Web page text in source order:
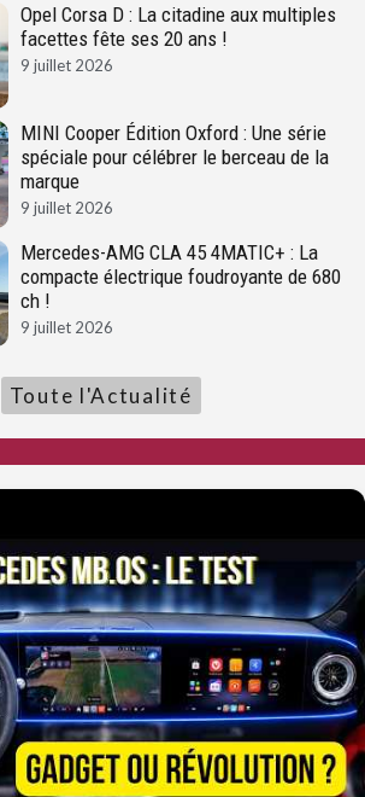
Opel Corsa D : La citadine aux multiples
facettes fête ses 20 ans !
9 juillet 2026
MINI Cooper Édition Oxford : Une série
spéciale pour célébrer le berceau de la
marque
9 juillet 2026
Mercedes-AMG CLA 45 4MATIC+ : La
compacte électrique foudroyante de 680
ch !
9 juillet 2026
Toute l'Actualité